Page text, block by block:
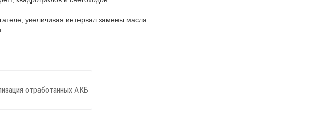
увеличивая интервал замены масла
отработанных АКБ